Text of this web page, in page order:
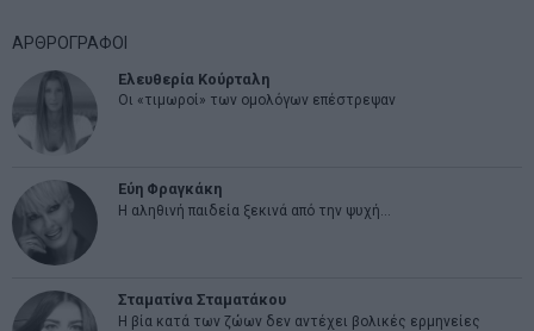
ΑΡΘΡΟΓΡΑΦΟΙ
Ελευθερία Κούρταλη
Οι «τιμωροί» των ομολόγων επέστρεψαν
Εύη Φραγκάκη
Η αληθινή παιδεία ξεκινά από την ψυχή…
Σταματίνα Σταματάκου
Η βία κατά των ζώων δεν αντέχει βολικές ερμηνείες